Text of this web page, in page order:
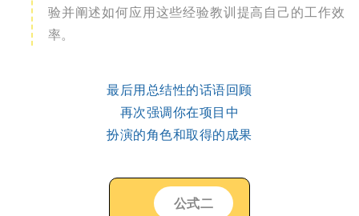
验并阐述如何应用这些经验教训提高自己的工作效
率。
最后用总结性的话语回顾
再次强调你在项目中
扮演的角色和取得的成果
公式二